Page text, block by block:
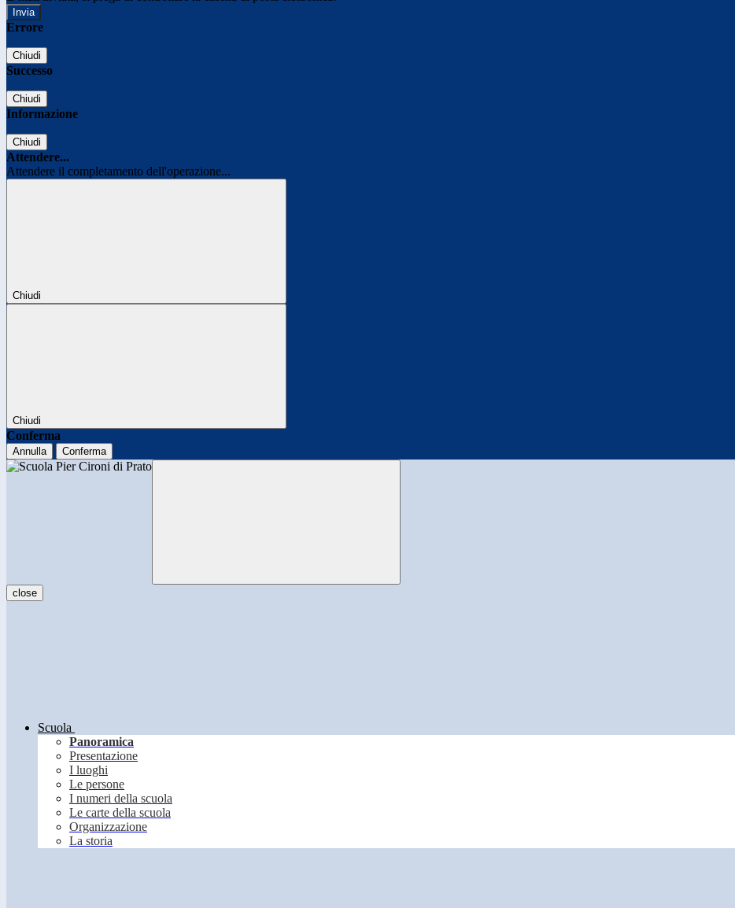
Errore
Chiudi
Successo
Chiudi
Informazione
Chiudi
Attendere...
Attendere il completamento dell'operazione...
Chiudi
Chiudi
Conferma
Annulla Conferma
close
Scuola
Panoramica
Presentazione
I luoghi
Le persone
I numeri della scuola
Le carte della scuola
Organizzazione
La storia